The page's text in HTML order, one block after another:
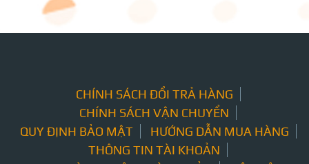
CHÍNH SÁCH ĐỔI TRẢ HÀNG
CHÍNH SÁCH VẬN CHUYỂN
QUY ĐỊNH BẢO MẬT
HƯỚNG DẪN MUA HÀNG
THÔNG TIN TÀI KHOẢN